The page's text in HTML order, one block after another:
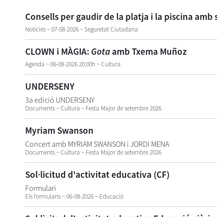
Consells per gaudir de la platja i la piscina amb
Notícies ~ 07-08-2026 ~ Seguretat Ciutadana
CLOWN i MÀGIA: Gota amb Txema Muñoz
Agenda ~ 06-08-2026 20:00h ~ Cultura
UNDERSENY
3a edició UNDERSENY
Documents ~ Cultura ~ Festa Major de setembre 2026
Myriam Swanson
Concert amb MYRIAM SWANSON i JORDI MENA
Documents ~ Cultura ~ Festa Major de setembre 2026
Sol·licitud d'activitat educativa (CF)
Formulari
Els formularis ~ 06-08-2026 ~ Educació